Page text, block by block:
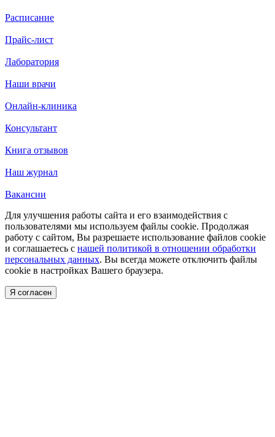
Расписание
Прайс-лист
Лаборатория
Наши врачи
Онлайн-клиника
Консультант
Книга отзывов
Наш журнал
Вакансии
Для улучшения работы сайта и его взаимодействия с
пользователями мы используем файлы cookie. Продолжая
работу с сайтом, Вы разрешаете использование файлов cookie
и соглашаетесь с нашей политикой в отношении обработки
персональных данных. Вы всегда можете отключить файлы
cookie в настройках Вашего браузера.
Я согласен